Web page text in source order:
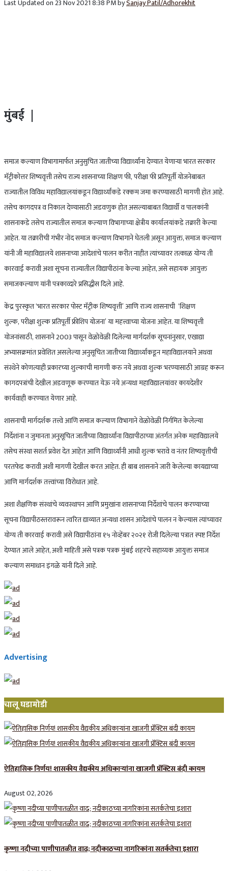
Last Updated on 23 Nov 2021 8:38 PM bySanjay Patil/Adhorekhit
मुंबई |
समाज कल्याण विभागामार्फत अनुसुचित जातीच्या विद्यार्थ्यांना देण्यात येणाऱ्या भारत सरकार
मॅट्रीकोत्तर शिष्यवृत्ती तसेच राज्य शासनाच्या शिक्षण फी, परीक्षा फी प्रतिपूर्ती योजनेबाबत
राज्यातील विविध महाविद्यालयांकडून विद्यार्थ्यांकडे रक्कम जमा करण्यासाठी मागणी होत आहे.
तसेच कागदपत्र व निकाल देण्यासाठी अडवणुक होत असल्याबाबत विद्यार्थी व पालकांनी
शासनाकडे तसेच राज्यातील समाज कल्याण विभागाच्या क्षेत्रीय कार्यालयांकडे तक्रारी केल्या
आहेत. या तक्रारीची गंभीर नोंद समाज कल्याण विभागाने घेतली असून आयुक्त, समाज कल्याण
यांनी जी महाविद्यालये शासनाच्या आदेशांचे पालन करीत नाहीत त्यांच्यावर तत्काळ योग्य ती
कारवाई करावी अशा सूचना राज्यातील विद्यापीठांना केल्या आहेत, असे सहायक आयुक्त
समाजकल्याण यांनी पत्रकाव्दारे प्रसिद्धीस दिले आहे.
केंद्र पुरस्कृत ‘भारत सरकार पोस्ट मॅट्रीक शिष्यवृत्ती’ आणि राज्य शासनाची ‘शिक्षण
शुल्क, परीक्षा शुल्क प्रतिपूर्ती फ्रीशिप योजना’ या महत्त्वाच्या योजना आहेत. या शिष्यवृत्ती
योजनांसाठी, शासनाने 2003 पासून वेळोवेळी दिलेल्या मार्गदर्शक सूचनांनुसार, एखाद्या
अभ्यासक्रमांत प्रवेशित असलेल्या अनुसूचित जातीच्या विद्यार्थ्यांकडून महाविद्यालयाने अथवा
संस्थेने कोणत्याही प्रकारच्या शुल्काची मागणी करु नये अथवा शुल्क भरण्यासाठी आग्रह करून
कागदपत्रांची देखील अडवणूक करण्यात येऊ नये अन्यथा महाविद्यालयांवर कायदेशीर
कार्यवाही करण्यात येणार आहे.
शासनाची मार्गदर्शक तत्त्वे आणि समाज कल्याण विभागाने वेळोवेळी निर्गमित केलेल्या
निर्देशांना न जुमानता अनुसूचित जातीच्या विद्यार्थ्यांना विद्यापीठाच्या अंतर्गत अनेक महाविद्यालये
तसेच संस्था सशर्त प्रवेश देत आहेत आणि विद्यार्थ्यांनी आधी शुल्क भरावे व नंतर शिष्यवृत्तीची
परतफेड करावी अशी मागणी देखील करत आहेत. ही बाब शासनाने जारी केलेल्या कायद्याच्या
आणि मार्गदर्शक तत्त्वांच्या विरोधात आहे.
अशा शैक्षणिक संस्थांचे व्यवस्थापन आणि प्रमुखांना शासनाच्या निर्देशांचे पालन करण्याच्या
सूचना विद्यापीठस्तरावरून त्वरित द्याव्यात अन्यथा शासन आदेशांचे पालन न केल्यास त्यांच्यावर
योग्य ती कारवाई करावी असे विद्यापीठांना १५ नोव्हेंबर २०२१ रोजी दिलेल्या पत्रात स्पष्ट निर्देश
देण्यात आले आहेत, अशी माहिती असे पत्रक पत्रक मुंबई शहरचे सहाय्यक आयुक्त समाज
कल्याण समाधान इंगळे यांनी दिले आहे.
Advertising
चालू घडामोडी
ऐतिहासिक निर्णय! शासकीय वैद्यकीय अधिकाऱ्यांना खाजगी प्रॅक्टिस बंदी कायम
August 02, 2026
कृष्णा नदीच्या पाणीपातळीत वाढ; नदीकाठच्या नागरिकांना सतर्कतेचा इशारा